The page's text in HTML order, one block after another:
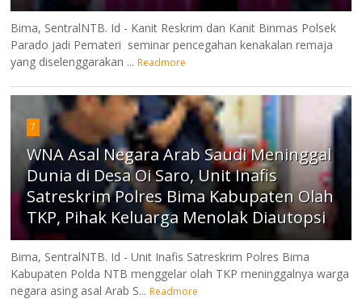
Bima, SentralNTB. Id - Kanit Reskrim dan Kanit Binmas Polsek
Parado jadi Pemateri seminar pencegahan kenakalan remaja
yang diselenggarakan ... Readmore
7
WNA Asal Negara Arab Saudi Meninggal
Dunia di Desa Oi Saro, Unit Inafis
Satreskrim Polres Bima Kabupaten Olah
TKP, Pihak Keluarga Menolak Diautopsi
Bima, SentralNTB. Id - Unit Inafis Satreskrim Polres Bima
Kabupaten Polda NTB menggelar olah TKP meninggalnya warga
negara asing asal Arab S... Readmore